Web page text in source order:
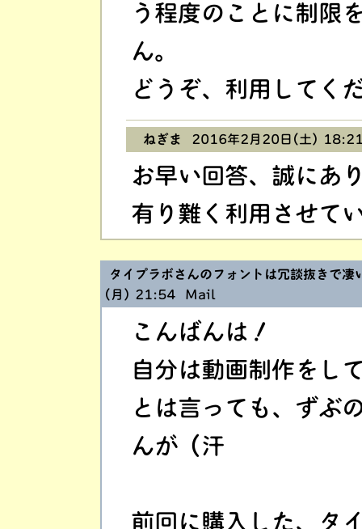
う程度のことに制限
ん。
どうぞ、利用してく
ねぎま 2016年2月20日(土)
お早い回答、誠にあ
有り難く利用させて
タイプラボさんのフォントは冗談抜きで
(月) 21:54
Mail
こんばんは！
自分は動画制作をし
とは言っても、ずぶ
んが（汗
前回に購入した、タ